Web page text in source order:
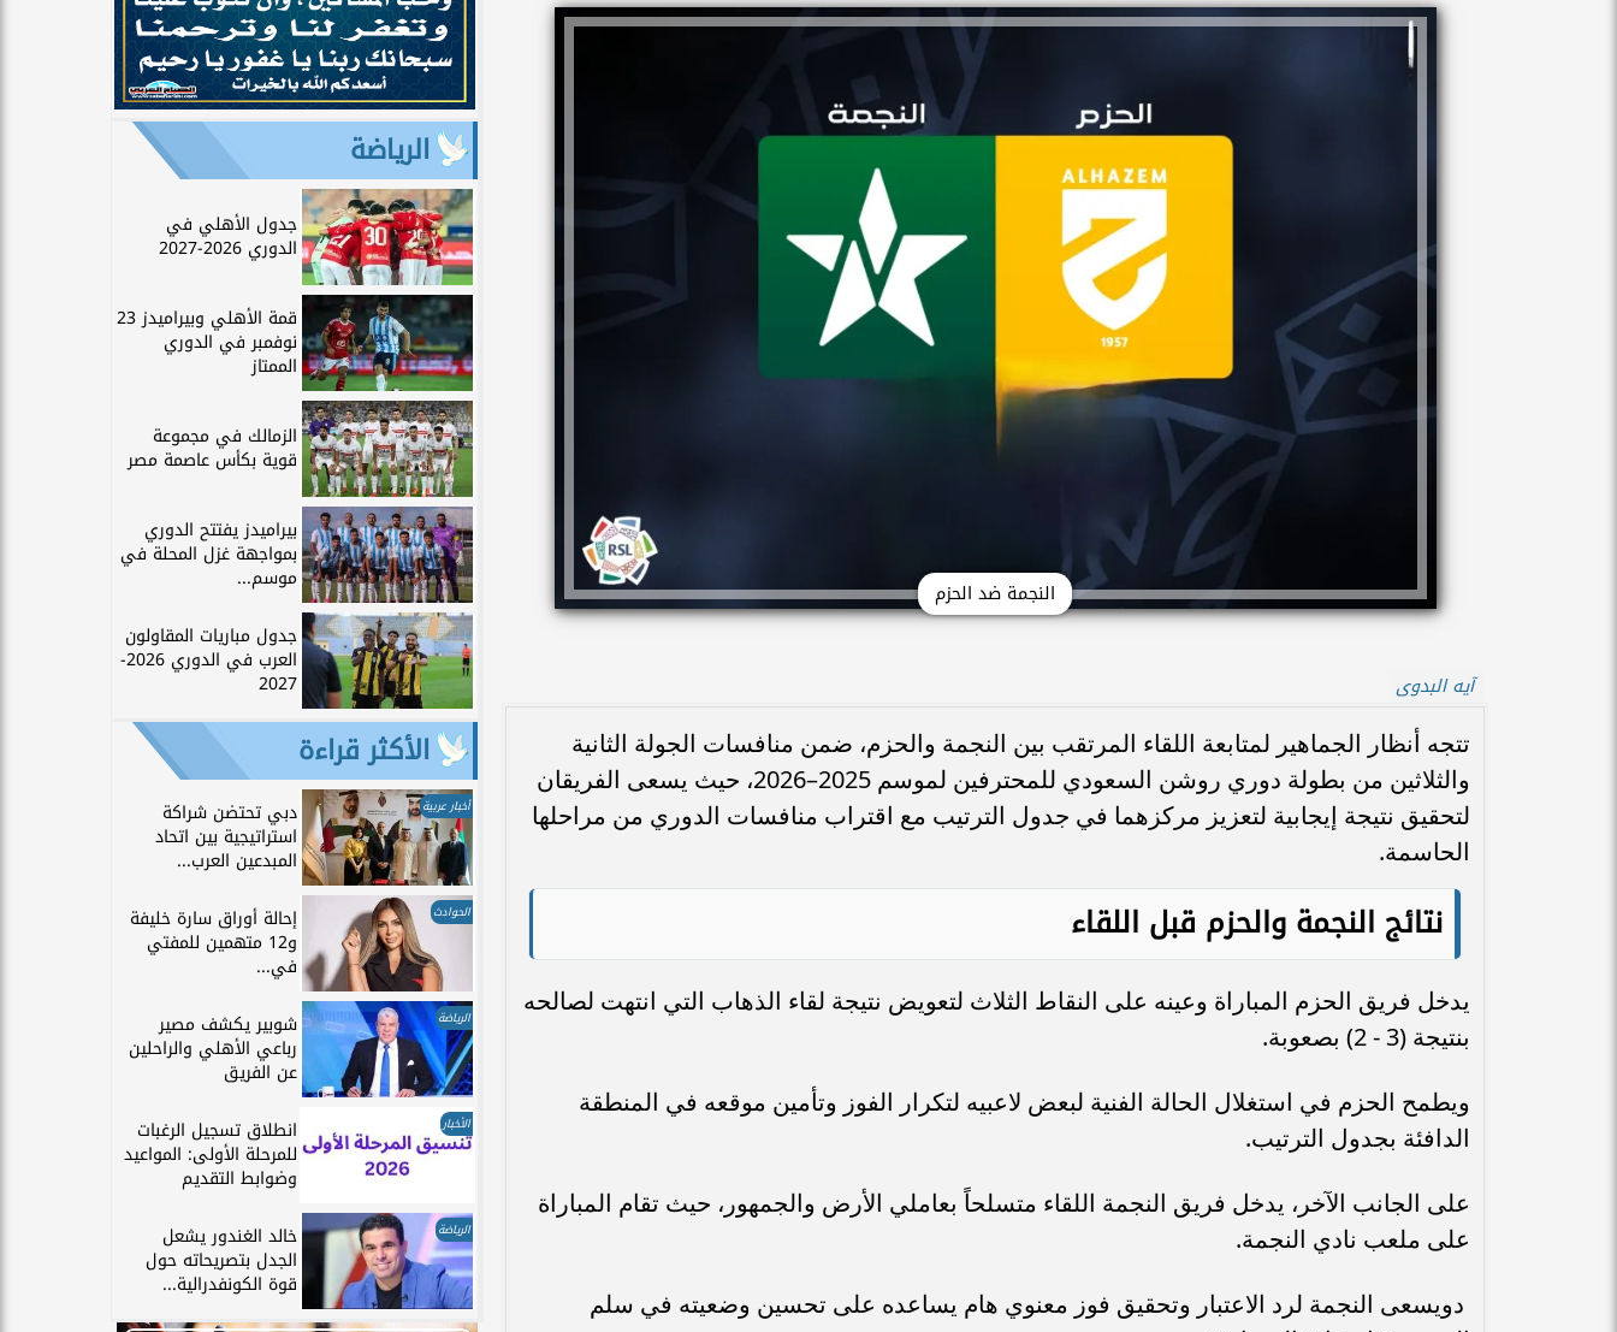
النجمة ضد الحزم
آيه البدوى
تتجه أنظار الجماهير لمتابعة اللقاء المرتقب بين النجمة والحزم، ضمن منافسات الجولة الثانية
والثلاثين من بطولة دوري روشن السعودي للمحترفين لموسم 2025–2026، حيث يسعى الفريقان
لتحقيق نتيجة إيجابية لتعزيز مركزهما في جدول الترتيب مع اقتراب منافسات الدوري من مراحلها
الحاسمة.
نتائج النجمة والحزم قبل اللقاء
يدخل فريق الحزم المباراة وعينه على النقاط الثلاث لتعويض نتيجة لقاء الذهاب التي انتهت لصالحه
بنتيجة (3 - 2) بصعوبة.
ويطمح الحزم في استغلال الحالة الفنية لبعض لاعبيه لتكرار الفوز وتأمين موقعه في المنطقة
الدافئة بجدول الترتيب.
على الجانب الآخر، يدخل فريق النجمة اللقاء متسلحاً بعاملي الأرض والجمهور، حيث تقام المباراة
على ملعب نادي النجمة.
دويسعى النجمة لرد الاعتبار وتحقيق فوز معنوي هام يساعده على تحسين وضعيته في سلم
الرياضة
جدول الأهلي في
الدوري 2026-2027
قمة الأهلي وبيراميدز 23
نوفمبر في الدوري
الممتاز
الزمالك في مجموعة
قوية بكأس عاصمة مصر
بيراميدز يفتتح الدوري
بمواجهة غزل المحلة في
موسم...
جدول مباريات المقاولون
العرب في الدوري 2026-
2027
الأكثر قراءة
أخبار عربية دبي تحتضن شراكة
استراتيجية بين اتحاد
المبدعين العرب...
الحوادث إحالة أوراق سارة خليفة
و12 متهمين للمفتي
في...
الرياضة شوبير يكشف مصير
رباعي الأهلي والراحلين
عن الفريق
الأخبار انطلاق تسجيل الرغبات
للمرحلة الأولى: المواعيد
وضوابط التقديم
الرياضة خالد الغندور يشعل
الجدل بتصريحاته حول
قوة الكونفدرالية...